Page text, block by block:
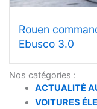
Rouen
Ebusco 3.0
Nos catégories :
ACTUALITÉ
VOITURES